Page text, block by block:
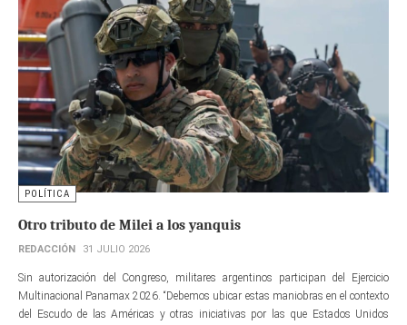
POLÍTICA
Otro tributo de Milei a los yanquis
REDACCIÓN 31 JULIO 2026
Sin autorización del Congreso, militares argentinos participan del Ejercicio
Multinacional Panamax 2026. “Debemos ubicar estas maniobras en el contexto
del Escudo de las Américas y otras iniciativas por las que Estados Unidos